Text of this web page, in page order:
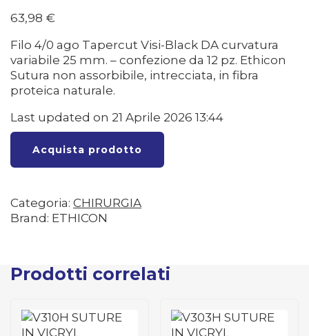
63,98 €
Filo 4/0 ago Tapercut Visi-Black DA curvatura
variabile 25 mm. – confezione da 12 pz. Ethicon
Sutura non assorbibile, intrecciata, in fibra
proteica naturale.
Last updated on 21 Aprile 2026 13:44
Acquista prodotto
Categoria: CHIRURGIA
Brand: ETHICON
Prodotti correlati